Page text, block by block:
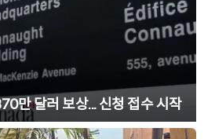
만 달러 보상... 신청 접수 시작